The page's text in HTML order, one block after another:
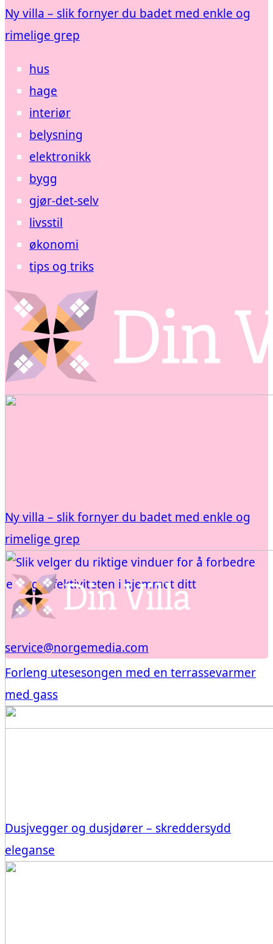
Ny villa – slik fornyer du badet med enkle og
rimelige grep
hus
hage
interiør
belysning
elektronikk
bygg
gjør-det-selv
livsstil
økonomi
tips og triks
Ny villa – slik fornyer du badet med enkle og
rimelige grep
Forleng utesesongen med en terrassevarmer
med gass
Dusjvegger og dusjdører – skreddersydd
eleganse
service@norgemedia.com